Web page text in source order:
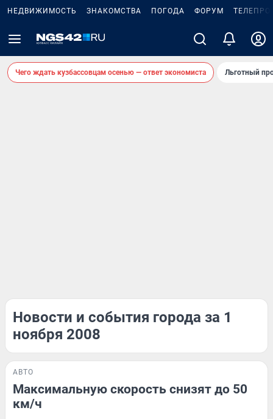
НЕДВИЖИМОСТЬ ЗНАКОМСТВА ПОГОДА ФОРУМ
Чего ждать кузбассовцам осенью — ответ экономиста Льготный
Новости и события города за 1
ноября 2008
АВТО
Максимальную скорость снизят до 50
км/ч